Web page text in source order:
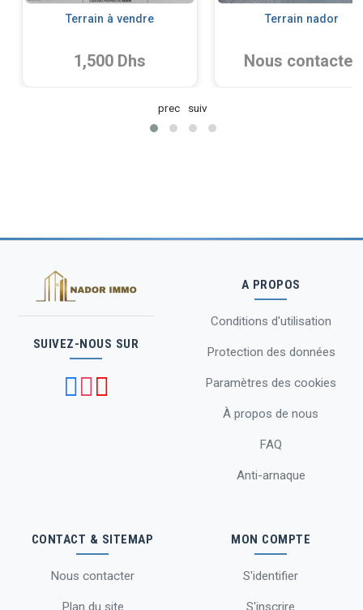
Terrain à vendre
1,500 Dhs
Terrain nador
Nous contacter
prec suiv
SUIVEZ-NOUS SUR
A PROPOS
Conditions d'utilisation
Protection des données
Paramètres des cookies
À propos de nous
FAQ
Anti-arnaque
CONTACT & SITEMAP
Nous contacter
Plan du site
MON COMPTE
S'identifier
S'inscrire